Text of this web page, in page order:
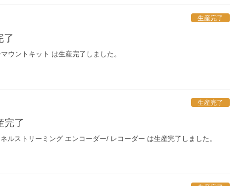
生産完了
了
ウントキット は生産完了しました。
生産完了
完了
ルストリーミング エンコーダー/ レコーダー は生産完了しました。